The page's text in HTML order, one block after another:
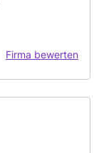
Firma bewerten